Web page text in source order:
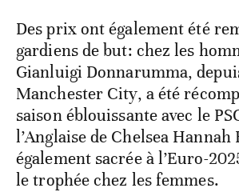
Des prix ont également été
gardiens de but: chez les
Gianluigi Donnarumma,
Manchester City, a été
saison éblouissante avec le
l’Anglaise de Chelsea
également sacrée à l’Euro-
le trophée chez les femmes.